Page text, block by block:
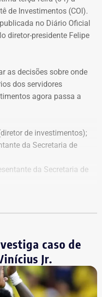
de Investimentos (COI).
no Diário Oficial
diretor-presidente Felipe
as decisões sobre onde
dos servidores
agora passa a
de investimentos);
da Secretaria de
da Secretaria de
do Corpo Técnico
para garantir
caso de
Jr.